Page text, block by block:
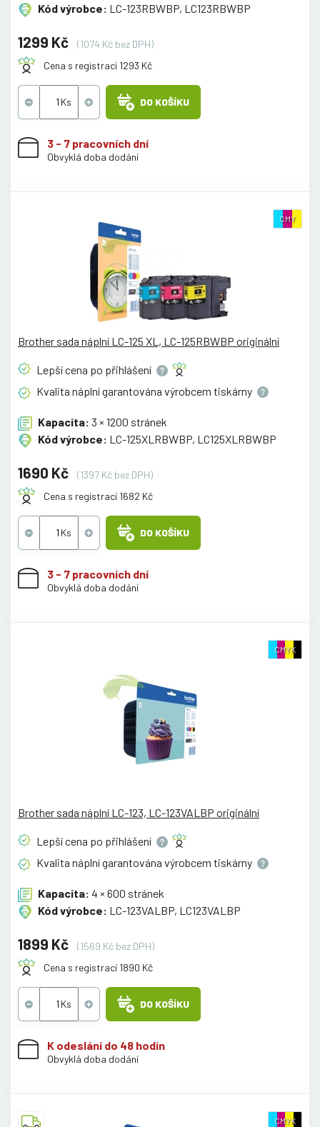
Kód výrobce: LC-123RBWBP, LC123RBWBP
1299 Kč
(1074 Kč bez DPH)
Cena s registrací 1293 Kč
DO KOŠÍKU
3 - 7 pracovních dní
Obvyklá doba dodání
CMY
Brother sada náplní LC-125 XL, LC-125RBWBP originální
Lepší cena po přihlášení
Kvalita náplní garantována výrobcem tiskárny
Kapacita: 3 × 1200 stránek
Kód výrobce: LC-125XLRBWBP, LC125XLRBWBP
1690 Kč
(1397 Kč bez DPH)
Cena s registrací 1682 Kč
DO KOŠÍKU
3 - 7 pracovních dní
Obvyklá doba dodání
CMYK
Brother sada náplní LC-123, LC-123VALBP originální
Lepší cena po přihlášení
Kvalita náplní garantována výrobcem tiskárny
Kapacita: 4 × 600 stránek
Kód výrobce: LC-123VALBP, LC123VALBP
1899 Kč
(1569 Kč bez DPH)
Cena s registrací 1890 Kč
DO KOŠÍKU
K odeslání do 48 hodin
Obvyklá doba dodání
CMYK